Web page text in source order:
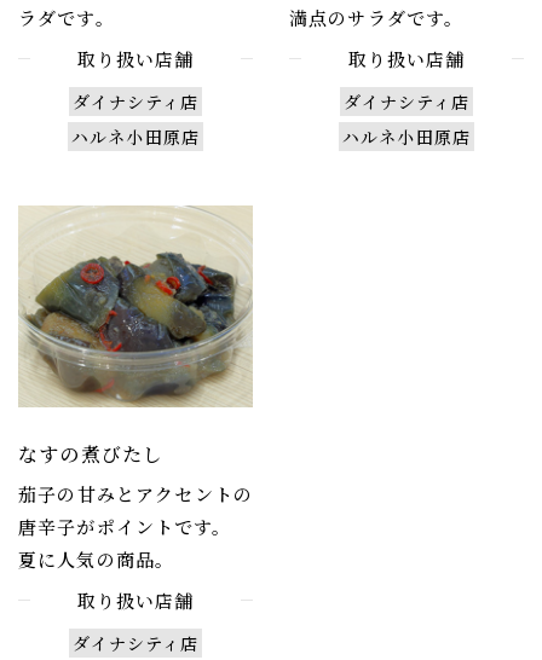
ラダです。
取り扱い店舗
ダイナシティ店
ハルネ小田原店
満点のサラダです。
取り扱い店舗
ダイナシティ店
ハルネ小田原店
なすの煮びたし
茄子の甘みとアクセントの
唐辛子がポイントです。
夏に人気の商品。
取り扱い店舗
ダイナシティ店